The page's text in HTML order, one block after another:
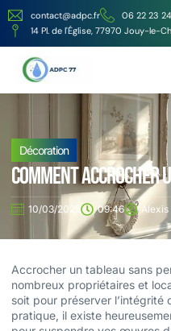
contact@adpc.fr
06 22 23
14 Pl. de l'Église, 77970 Jouy-le-
Décoration
Comment accrocher
10/03/2025 09:46 Alexis
Accrocher un tableau sans
nombreux propriétaires et
soit pour préserver l’intégrité
pratique, il existe